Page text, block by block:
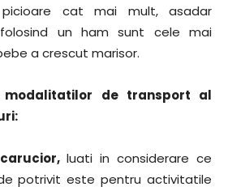
cat mai mult, asadar
un ham sunt cele mai
a crescut marisor.
modalitatilor de transport al
luati in considerare ce
potrivit este pentru activitatile